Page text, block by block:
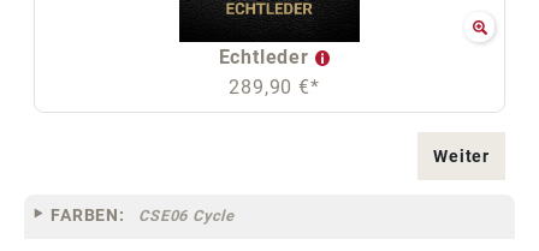
Echtleder
289,90 €*
Weiter
FARBEN: CSE06 Cycle